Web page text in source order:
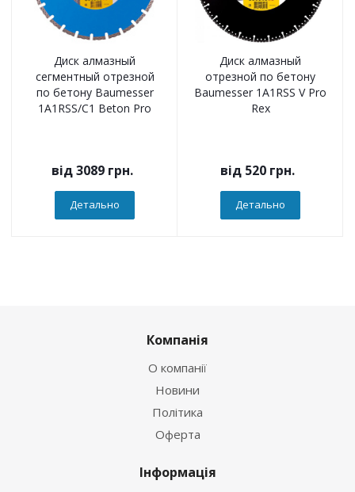
Диск алмазный
сегментный отрезной
по бетону Baumesser
1A1RSS/C1 Beton Pro
від3089 грн.
Детально
Диск алмазный
отрезной по бетону
Baumesser 1A1RSS V Pro
Rex
від 520 грн.
Детально
Компанія
О компанії
Новини
Політика
Оферта
Інформація